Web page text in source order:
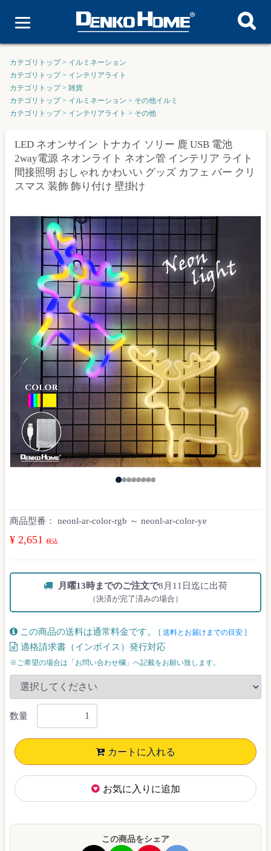
カテゴリトップ > イルミネーション
カテゴリトップ > インテリアライト
カテゴリトップ > 雑貨
カテゴリトップ > イルミネーション > その他イルミ
カテゴリトップ > インテリアライト > その他
LED ネオンサイン トナカイ ソリー 鹿 USB 電池
2way電源 ネオンライト ネオン管 インテリア ライト
間接照明 おしゃれ かわいい グッズ カフェ バー クリ
スマス 装飾 飾り付け 壁掛け
商品型番： neonl-ar-color-rgb ～ neonl-ar-color-ye
¥ 2,651 税込
月曜13時までのご注文で8月11日迄に出荷
（決済が完了済みの場合）
この商品の送料は通常料金です。 [ 送料とお届けまでの目安 ]
適格請求書（インボイス）発行対応
※ご希望の場合は「お問い合わせ欄」へ記載をお願い致します。
数量
カートに入れる
お気に入りに追加
この商品をシェア